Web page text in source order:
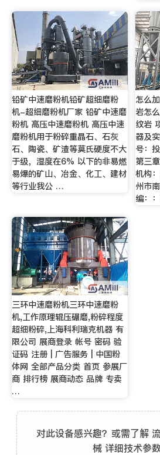
铅矿中速磨粉机铅矿超细磨粉
机-超细磨粉机厂家 铅矿中速磨
粉机 高压中速磨粉机 高压中速
磨粉机用于粉碎重晶石、石灰
石、陶瓷、矿渣等莫氏硬度不大
于级，湿度在6% 以下的非易燃
易爆的矿山、冶金、化工、建材
等行业我公 …
怎么
岩怎
纹岩
器及
号：
第三
机构
州市
编：
三环中速磨粉机三环中速磨粉
机,工作原理辊压碾磨,粉碎程度
超细粉碎,上海科利瑞克机器 有
限公司 展商登录 帐号 密码 验
证码 注册 | 广告服务 | 中国粉
体网 全部产品分类 首页 参展厂
商 排行榜 展商动态 品牌 专卖
…
对此设备感兴趣？或需了解
械 详细技术参数